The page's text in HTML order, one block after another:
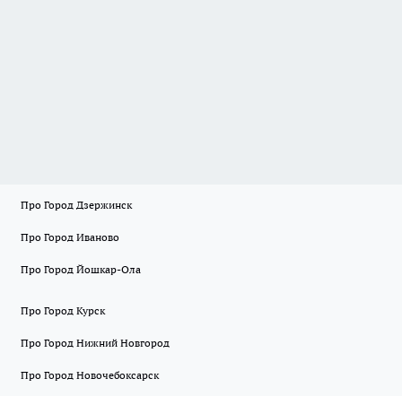
Про Город Дзержинск
Про Город Иваново
Про Город Йошкар-Ола
Про Город Курск
Про Город Нижний Новгород
Про Город Новочебоксарск